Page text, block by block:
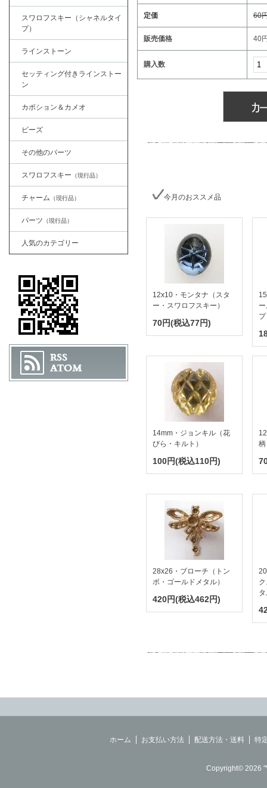
定価 60
販売価格 40
購入数
今月のおススメ品
12x10・モンタナ（スタ
ー・スワロフスキー）
70円(税込77円)
14mm・ジョンキル（花
びら・キルト）
100円(税込110円)
28x26・ブローチ（トン
ボ・ゴールドメタル）
420円(税込462円)
スワロフスキー（シャネルタイ
プ）
ラインストーン
セッティング付きラインストー
ン
カボション＆カメオ
ビーズ
その他のパーツ
スワロフスキー （現行品）
チャーム （現行品）
パーツ （現行品）
人気のカテゴリー
ホーム お支払い方法 配送方法・送料 特
Copyright© 2026